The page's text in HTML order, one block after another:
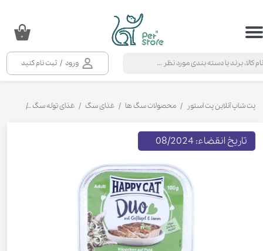
ورود / ثبت نام کنید
حساب کاربری من
خروج از حساب کاربری
۰
پت شاپ آنلاین پت استور محصولات سگ ها غذای سگ غذای توله سگ
تاریخ انقضاء: 08/2024